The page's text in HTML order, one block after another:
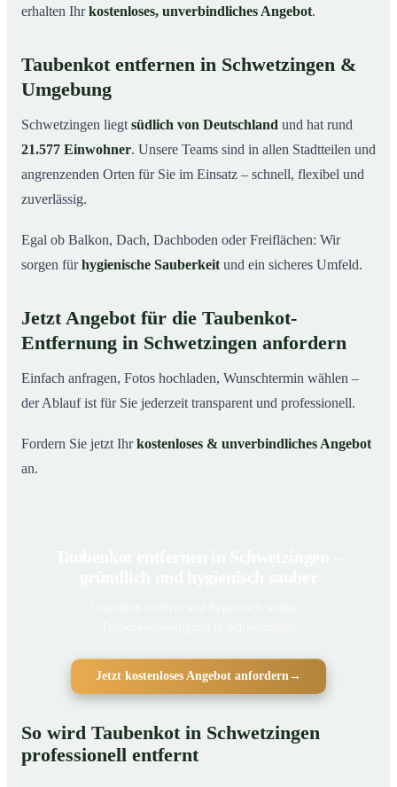
erhalten Ihrkostenloses, unverbindliches Angebot.
Taubenkot entfernen in Schwetzingen &
Umgebung
Schwetzingen liegt südlich von Deutschland und hat rund
21.577 Einwohner. Unsere Teams sind in allen Stadtteilen und
angrenzenden Orten für Sie im Einsatz – schnell, flexibel und
zuverlässig.
Egal ob Balkon, Dach, Dachboden oder Freiflächen: Wir
sorgen fürhygienische Sauberkeit und ein sicheres Umfeld.
Jetzt Angebot für die Taubenkot-
Entfernung in Schwetzingen anfordern
Einfach anfragen, Fotos hochladen, Wunschtermin wählen –
der Ablauf ist für Sie jederzeit transparent und professionell.
Fordern Sie jetzt Ihrkostenloses & unverbindliches Angebot
an.
Jetzt kostenloses Angebot anfordern→
So wird Taubenkot in Schwetzingen
professionell entfernt